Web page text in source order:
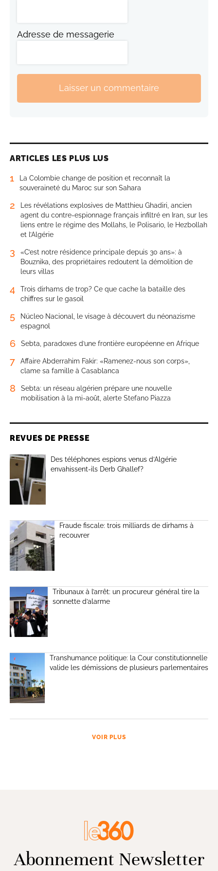
Adresse de messagerie
Laisser un commentaire
ARTICLES LES PLUS LUS
1
La Colombie change de position et reconnaît la
souveraineté du Maroc sur son Sahara
2
Les révélations explosives de Matthieu Ghadiri, ancien
agent du contre-espionnage français infiltré en Iran, sur les
liens entre le régime des Mollahs, le Polisario, le Hezbollah
et l’Algérie
3
«C’est notre résidence principale depuis 30 ans»: à
Bouznika, des propriétaires redoutent la démolition de
leurs villas
4
Trois dirhams de trop? Ce que cache la bataille des
chiffres sur le gasoil
5
Núcleo Nacional, le visage à découvert du néonazisme
espagnol
6 Sebta, paradoxes d’une frontière européenne en Afrique
7
Affaire Abderrahim Fakir: «Ramenez-nous son corps»,
clame sa famille à Casablanca
8
Sebta: un réseau algérien prépare une nouvelle
mobilisation à la mi-août, alerte Stefano Piazza
REVUES DE PRESSE
Des téléphones espions venus d’Algérie
envahissent-ils Derb Ghallef?
Fraude fiscale: trois milliards de dirhams à
recouvrer
Tribunaux à l’arrêt: un procureur général tire la
sonnette d’alarme
Transhumance politique: la Cour constitutionnelle
valide les démissions de plusieurs parlementaires
VOIR PLUS
Abonnement Newsletter